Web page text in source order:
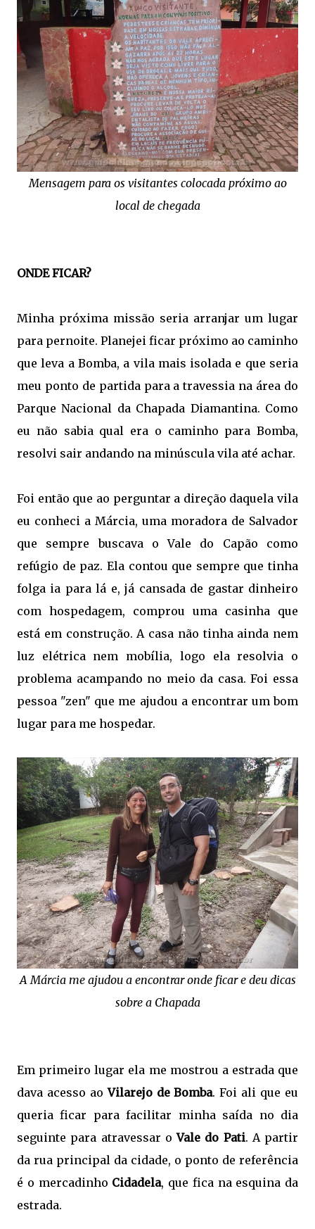
Mensagem para os visitantes colocada próximo ao
local de chegada
ONDE FICAR?
Minha próxima missão seria arranjar um lugar
para pernoite. Planejei ficar próximo ao caminho
que leva a Bomba, a vila mais isolada e que seria
meu ponto de partida para a travessia na área do
Parque Nacional da Chapada Diamantina. Como
eu não sabia qual era o caminho para Bomba,
resolvi sair andando na minúscula vila até achar.
Foi então que ao perguntar a direção daquela vila
eu conheci a Márcia, uma moradora de Salvador
que sempre buscava o Vale do Capão como
refúgio de paz. Ela contou que sempre que tinha
folga ia para lá e, já cansada de gastar dinheiro
com hospedagem, comprou uma casinha que
está em construção. A casa não tinha ainda nem
luz elétrica nem mobília, logo ela resolvia o
problema acampando no meio da casa. Foi essa
pessoa "zen" que me ajudou a encontrar um bom
lugar para me hospedar.
A Márcia me ajudou a encontrar onde ficar e deu dicas
sobre a Chapada
Em primeiro lugar ela me mostrou a estrada que
dava acesso aoVilarejo de Bomba. Foi ali que eu
queria ficar para facilitar minha saída no dia
seguinte para atravessar oVale do Pati. A partir
da rua principal da cidade, o ponto de referência
é o mercadinho Cidadela, que fica na esquina da
estrada.